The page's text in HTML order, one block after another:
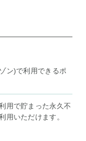
ン)で利用できるポ
用で貯まった永久不
用いただけます。